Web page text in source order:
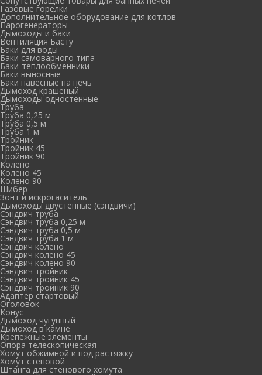
Газовые горелки
Дополнительное оборудование для котлов
Парогенераторы
Дымоходы и баки
Вентиляция Басту
Баки для воды
Баки самоварного типа
Баки-теплообменники
Баки выносные
Баки навесные на печь
Дымоход крашеный
Дымоходы одностенные
Труба
Труба 0,25 м
Труба 0,5 м
Труба 1 м
Тройник
Тройник 45
Тройник 90
Колено
Колено 45
Колено 90
Шибер
Зонт и искрогаситель
Дымоходы двустенные (сэндвичи)
Сэндвич труба
Сэндвич труба 0,25 м
Сэндвич труба 0,5 м
Сэндвич труба 1 м
Сэндвич колено
Сэндвич колено 45
Сэндвич колено 90
Сэндвич тройник
Сэндвич тройник 45
Сэндвич тройник 90
Адаптер стартовый
Оголовок
Конус
Дымоход чугунный
Дымоход в камне
Крепежные элементы
Опора телескопическая
Хомут обжимной и под растяжку
Хомут стеновой
Штанга для стенового хомута